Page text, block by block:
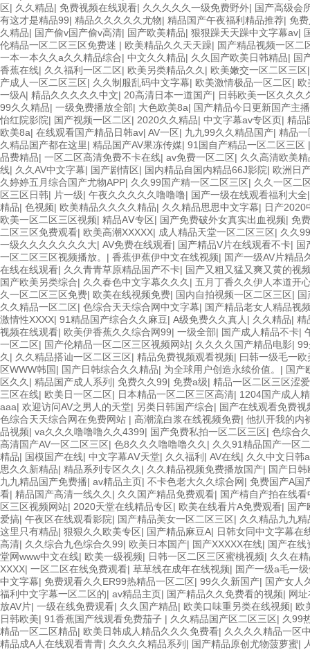
区| 久久精品| 免费视频在线观看| 久久久久久一级免费野外| 国产高级会
有这才是精品99| 精品久久久久久尤物| 精品国产午夜福利精品推荐| 免
久精品| 国产偷v国产偷v高清| 国产欧美精品| 狠狠躁天天躁中文字幕av|
伦精品一区二区三区免费迷 | 欧美精品久久天天躁| 国产精品视频一区二
一本一本久久a久久精品综合| 中文久久精品| 久久国产欧美日韩精品| 国
香蕉在线| 久久福利一区二区| 欧美另类精品久久 | 欧美嫩交一区二区三区
产成人一区二区三区| 久久制服乱码中文字幕| 欧美激情极品一区二区| 欧
一级A| 精品久久久久久中文| 20高清日本一道国产| 日韩欧美一区久久久
99久久精品| 一级免费播放全部| 大色欧美8a| 国产精品今日更新国产主播
怡红院影院| 国产视频一区二区| 2020久久精品| 中文字幕av专区页| 精品
欧美8a| 在线观看国产精品日韩av| AV一区| 九九99久久精品国产| 精品
久精品国产都在这里| 精品国产AV果冻传媒| 91国自产精品一区二区三区
品费精品| 一区二区高清免费不卡在线| av免费一区二区| 久久高清欧美精
线| 久久AV中文字幕| 国产剧情区| 国内精品自国内精品66J影院| 欧洲日
久婷婷五月综合国产尤物APP| 久久99国产精一区二区三区| 久久一区二
区三区日韩| 片一级| 午夜久久久久久噜噜噜| 国产一级在线观看福利大全
精品| 色视频| 欧美精品久久久久精品| 久久精品思思中文字幕| 日产2020
欧美一区二区三区视频| 精品AⅤ专区| 国产免费破外女真实出血视频| 免
二区三区免费观看| 欧美高潮XXXXX| 成人精品天堂一区二区三区| 久久
一级久久久久久久久大| AV免费在线观看| 国产精品V片在线观看不卡| 国
一区二区三区视频播放。 | 香蕉伊蕉伊中文在线视频| 国产一级AV片精品
在线在线观看| 久久青青草原精品国产不卡| 国产又粗又猛又爽又黄的视
国产欧美另类综合| 久久春色中文字幕久久久 | 五月丁香久久伊人本道开
久一区二区三区免费| 欧美在线视频免费| 国内自拍视频一区二区三区|
久久精品一区二区| 色综合天天综合网中文字幕| 国产精品老女人精品视
激情性XXXX| 91精品国产综合久久麻豆| A级免费久久真人 | 久久精品| 精
视频在线观看| 欧美伊香蕉久久综合网99| 一级全部| 国产成人精品不卡|
一区二区| 国产伦精品一区二区三区视频网站| 久久久久国产精品电影|
久 | 久久精品搭讪一区二区三区| 精品免费视频观看视频| 曰韩一级毛一
区WWW韩国| 国产日韩综合久久精品| 为全球用户创造永续价值。 | 国产
区久久 | 精品国产成人系列 | 免费久久99| 免费a级| 精品一区二区三区涩爱
三区在线| 欧美日一区二区| 日本精品一区二区三区高清| 1204国产成人
aaa| 欢迎访问AV之男人的天堂| 另类日韩国产综合| 国产在线观看免费视
色综合天天综合网在免费网站 | 高潮流白浆在线视频免费| 他扒开我的内
品视频| va久久久噜噜噜久久4399| 国产免费私拍一区二区三区| 色综合
高清国产AV一区二区三区| 色8久久久噜噜噜久久 | 久久91精品国产一区
精品| 国模国产在线| 中文字幕AⅤ天堂| 久久福利 | AV在线| 久久中文日韩
思久久新精品| 精品系列专区久久 | 久久精品视频免费播放国产| 国产日韩
九九精品国产免费播| av精品主页| 不卡色老大久久综合网| 免费国产A国
看| 精品国产高清一线久久 | 久久国产精品免费观看| 国产棈自产拍在线看
区三区视频网站| 2020天堂在线精品专区| 欧美在线看片A免费观看| 国产
爱搞| 午夜区在线观看影院| 国产精品美女一区二区三区| 久久精品九九精
这里只有精品| 狠狠久久欧美专区| 国产精品麻豆A| 日韩女同中文字幕在
高清| 久久综合九色综合久99| 欧美日本国产| 国产XXXXX在线| 国产在线
堂网www中文在线| 欧美一级视频| 日韩一区二区三区蜜桃视频| 久久在
XXXX| 一区二区在线免费观看| 草草线在成年在线视频| 国产一级a毛一
中文字幕| 免费观看久久ER99热精品一区二区| 99久久新国产| 国产女人
福利中文字幕一区二区的| av精品主页| 国产精品久久免费看的视频| 网
放AV片| 一级在线免费观看| 久久国产精品| 欧美口味重另类在线视频| 欧
日韩欧美| 91香蕉国产线观看免费茄子 | 久久精品国产区二区三区| 久99
精品一区二区精品| 欧美日韩成人精品久久久免费看| 久久久久精品一区
精品成A人在线观看青青| 久久久久精品系列 | 国产精品原创尤物菠萝蜜|